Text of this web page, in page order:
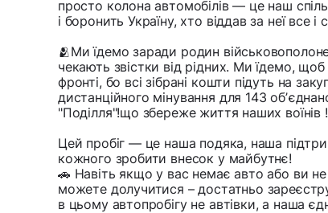
просто колона автомобілів — це наш
і боронить Україну, хто віддав за неї все
🫂Ми їдемо заради родин
чекають звістки від рідних. Ми їдемо,
фронті, бо всі зібрані кошти підуть на
дистанційного мінування для 143
"Поділля"!що збереже життя наших воїнів !
Цей пробіг — це наша подяка, наша
кожного зробити внесок у майбутнє!
🚗 Навіть якщо у вас немає авто або ви
можете долучитися – достатньо
в цьому автопробігу не автівки, а наша